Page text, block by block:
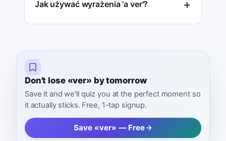
Jak używać wyrażenia 'a ver'?
Don't lose «ver» by tomorrow
Save it and we'll quiz you at the perfect moment so
it actually sticks. Free, 1-tap signup.
Save «ver» — Free